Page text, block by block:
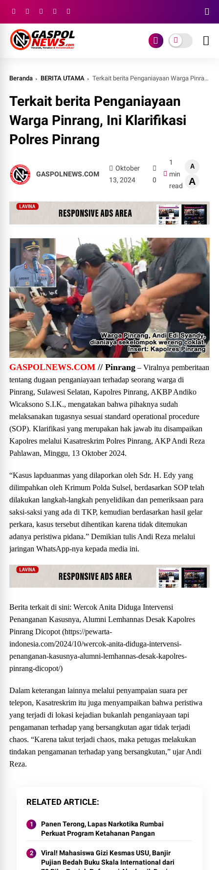
Beranda BERITA UTAMA Terkait berita Penganiayaan Warga Pinrang, Ini Klarifikasi Polres Pinrang
Terkait berita Penganiayaan
Warga Pinrang, Ini Klarifikasi
Polres Pinrang
GASPOLNEWS.COM
Oktober
13, 2024
0
1
min
read
A
A
GASPOLNEWS.COM // Pinrang – Viralnya pemberitaan
tentang dugaan penganiayaan terhadap seorang warga di
Pinrang, Sulawesi Selatan, Kapolres Pinrang, AKBP Andiko
Wicaksono S.I.K., mengatakan bahwa pihaknya sudah
melaksanakan tugasnya sesuai standard operational procedure
(SOP). Klarifikasi yang merupakan hak jawab itu disampaikan
Kapolres melalui Kasatreskrim Polres Pinrang, AKP Andi Reza
Pahlawan, Minggu, 13 Oktober 2024.
“Kasus lapduanmas yang dilaporkan oleh Sdr. H. Edy yang
dilimpahkan oleh Krimum Polda Sulsel, berdasarkan SOP telah
dilakukan langkah-langkah penyelidikan dan pemeriksaan para
saksi-saksi yang ada di TKP, kemudian berdasarkan hasil gelar
perkara, kasus tersebut dihentikan karena tidak ditemukan
adanya peristiwa pidana.” Demikian tulis Andi Reza melalui
jaringan WhatsApp-nya kepada media ini.
Berita terkait di sini: Wercok Anita Diduga Intervensi
Penanganan Kasusnya, Alumni Lemhannas Desak Kapolres
Pinrang Dicopot (https://pewarta-
indonesia.com/2024/10/wercok-anita-diduga-intervensi-
penanganan-kasusnya-alumni-lemhannas-desak-kapolres-
pinrang-dicopot/)
Dalam keterangan lainnya melalui penyampaian suara per
telepon, Kasatreskrim itu juga menyampaikan bahwa peristiwa
yang terjadi di lokasi kejadian bukanlah penganiayaan tapi
pengamanan terhadap yang bersangkutan agar tidak terjadi
chaos. “Karena takut terjadi chaos, maka petugas melakukan
tindakan pengamanan terhadap yang bersangkutan,” ujar Andi
Reza.
RELATED ARTICLE
Panen Terong, Lapas Narkotika Rumbai
Perkuat Program Ketahanan Pangan
Viral! Mahasiswa Gizi Kesmas USU, Banjir
Pujian Bedah Buku Skala International dari